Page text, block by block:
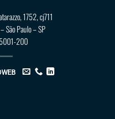
1752, cj711
São Paulo – SP
200